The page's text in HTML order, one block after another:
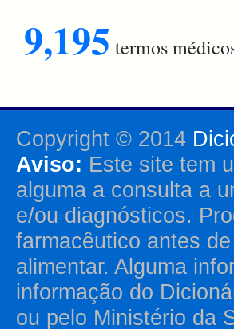
9,195 termos
Copyright © 2014
Aviso: Este site tem
alguma a consulta a
e/ou diagnósticos.
farmacêutico antes
alimentar. Alguma
informação do
ou pelo Ministério da